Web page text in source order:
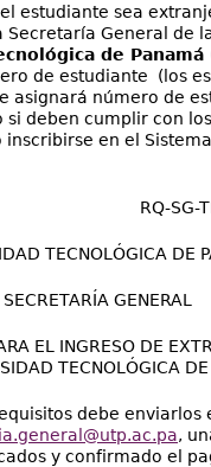
Centros Regionales
Servicios
Internacional
Transparencia
estudiante sea
Secretaría General de
de Panamá
de estudiante (los
asignará número de
deben cumplir con
inscribirse en el
RQ-SG-
TECNOLÓGICA DE
SECRETARÍA GENERAL
EL INGRESO DE
TECNOLÓGICA
debe enviarlos
,
y confirmado el